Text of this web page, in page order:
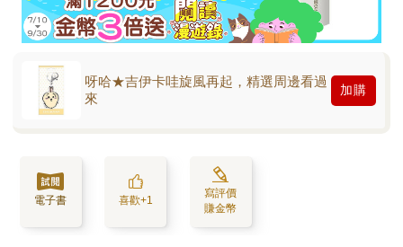
呀哈★吉伊卡哇旋風再起，精選周邊看過
來
加購
電子書 喜歡+1
寫評價
賺金幣